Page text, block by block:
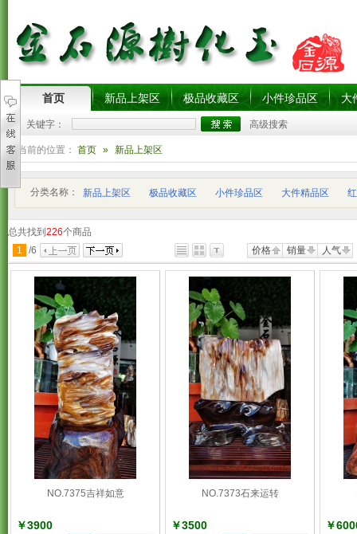
首页 新品上架区 极品收藏区 小件珍品区 大
关键字： 高级搜索
您当前的位置： 首页 » 新品上架区
分类名称： 新品上架区 极品收藏区 小件珍品区 大件精品区
总共找到 226个商品
1
/6 价格 销量 人气
NO.7375吉祥如意
￥3900
NO.7373石来运转
￥3500 ￥